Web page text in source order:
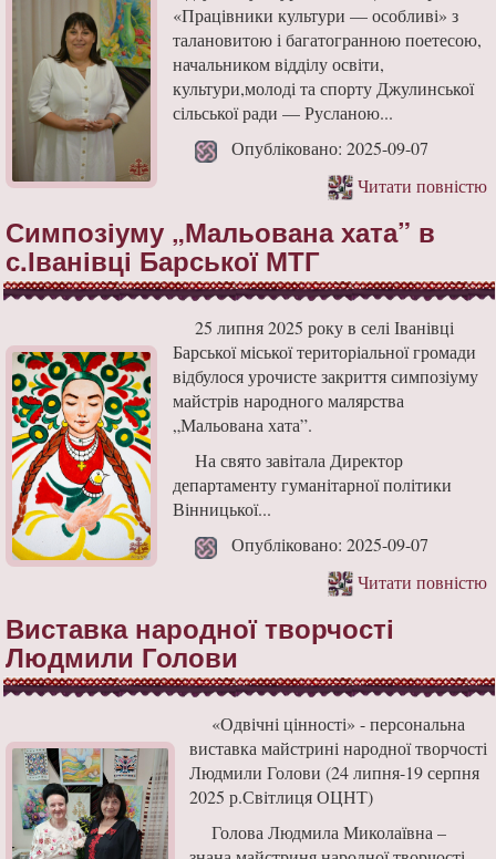
«Працівники культури — особливі» з
талановитою і багатогранною поетесою,
начальником відділу освіти,
культури,молоді та спорту Джулинської
сільської ради — Русланою...
Опубліковано: 2025-09-07
Читати повністю
Симпозіуму „Мальована хата” в
с.Іванівці Барської МТГ
25 липня 2025 року в селі Іванівці
Барської міської територіальної громади
відбулося урочисте закриття симпозіуму
майстрів народного малярства
„Мальована хата”.
На свято завітала Директор
департаменту гуманітарної політики
Вінницької...
Опубліковано: 2025-09-07
Читати повністю
Виставка народної творчості
Людмили Голови
«Одвічні цінності» - персональна
виставка майстрині народної творчості
Людмили Голови (24 липня-19 серпня
2025 р.Світлиця ОЦНТ)
Голова Людмила Миколаївна –